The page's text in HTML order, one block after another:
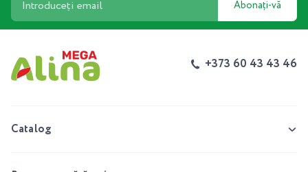
Abonați-vă
+373 60 43 43 46
Catalog